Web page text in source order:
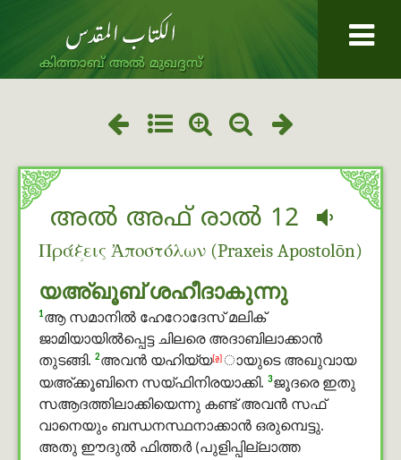
കിത്താബ് അൽ മുഖദ്ദസ്
അൽ അഫ് രാൽ 12
Πράξεις Ἀποστόλων (Praxeis Apostolōn)
യഅ്ഖൂബ് ശഹീദാകുന്നു
1ആ സമാനിൽ ഹേറോദേസ് മലിക്
ജാമിയായില്‍പ്പെട്ട ചിലരെ അദാബിലാക്കാന്‍
തുടങ്ങി. 2അവന്‍ യഹിയ്യ[a] ായുടെ അഖുവായ
യഅ്ക്കൂബിനെ സയ്ഫിനിരയാക്കി. 3ജൂദരെ ഇതു
സആദത്തിലാക്കിയെന്നു കണ്ട് അവന്‍ സഫ്
വാനെയും ബന്ധനസ്ഥനാക്കാന്‍ ഒരുമ്പെട്ടു.
അതു ഈദുൽ ഫിത്തർ (പുളിപ്പില്ലാത്ത